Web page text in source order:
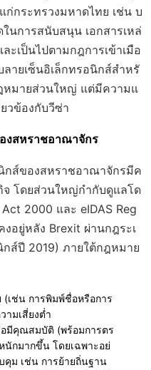
กระทรวงมหาดไทย เช่น บ
นการสนับสนุน เอกสารเหล่
ะเป็นไปตามกฎการเข้าเมือ
ายเซ็นอิเล็กทรอนิกส์สำหรั
หมายส่วนใหญ่ แต่มีความแ
วข้องกับวีซ่า
งสหราชอาณาจักร
กส์ของสหราชอาณาจักรมีค
จ โดยส่วนใหญ่กำกับดูแลโด
Act 2000 และ eIDAS Reg
อยู่หลัง Brexit ผ่านกฎระเ
ส์ปี 2019) ภายใต้กฎหมาย
(เช่น การพิมพ์ชื่อหรือการ
มเสี่ยงต่ำ
มีคุณสมบัติ (พร้อมการตร
กมากขึ้น โดยเฉพาะอย่
คุม เช่น การย้ายถิ่นฐาน